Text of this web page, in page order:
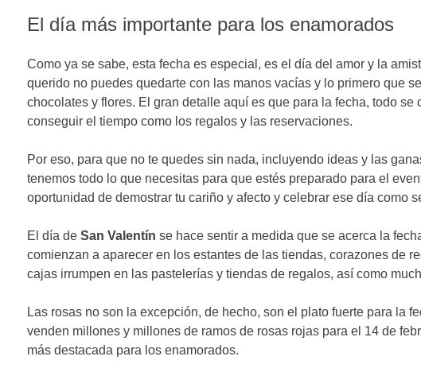
El día más importante para los enamorados
Como ya se sabe, esta fecha es especial, es el día del amor y la
querido no puedes quedarte con las manos vacías y lo primero que
chocolates y flores. El gran detalle aquí es que para la fecha, todo se
conseguir el tiempo como los regalos y las reservaciones.
Por eso, para que no te quedes sin nada, incluyendo ideas y las
tenemos todo lo que necesitas para que estés preparado para el
oportunidad de demostrar tu cariño y afecto y celebrar ese día como
El día de San Valentín se hace sentir a medida que se acerca la
comienzan a aparecer en los estantes de las tiendas, corazones de
cajas irrumpen en las pastelerías y tiendas de regalos, así como
Las rosas no son la excepción, de hecho, son el plato fuerte para la
venden millones y millones de ramos de rosas rojas para el 14 de
más destacada para los enamorados.